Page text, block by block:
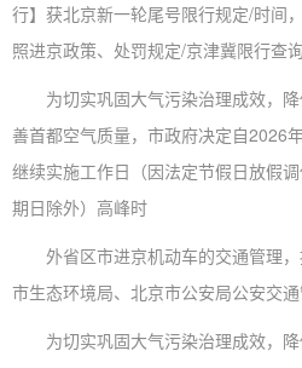
行】获北京新一轮尾号限行规定/时间
照进京政策、处罚规定/京津冀限行查
为切实巩固大气污染治理成效，降
善首都空气质量，市政府决定自2026
继续实施工作日（因法定节假日放假
期日除外）高峰时
外省区市进京机动车的交通管理，
市生态环境局、北京市公安局公安交通
为切实巩固大气污染治理成效，降